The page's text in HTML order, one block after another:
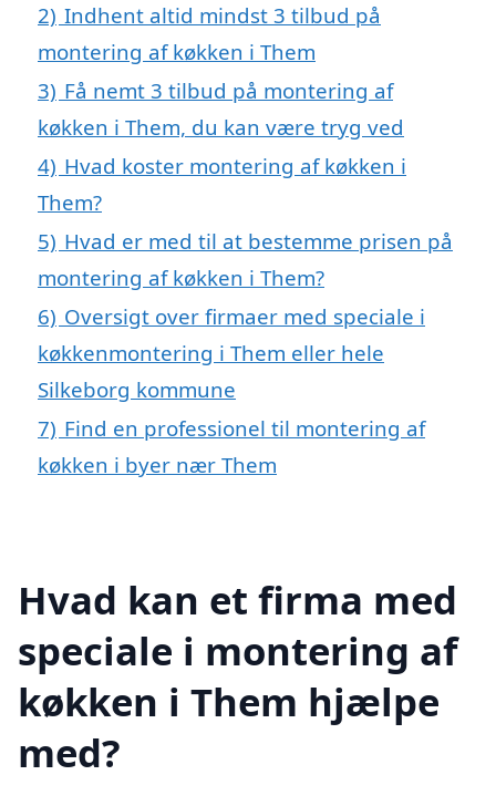
2) Indhent altid mindst 3 tilbud på
montering af køkken i Them
3) Få nemt 3 tilbud på montering af
køkken i Them, du kan være tryg ved
4) Hvad koster montering af køkken i
Them?
5) Hvad er med til at bestemme prisen på
montering af køkken i Them?
6) Oversigt over firmaer med speciale i
køkkenmontering i Them eller hele
Silkeborg kommune
7) Find en professionel til montering af
køkken i byer nær Them
Hvad kan et firma med
speciale i montering af
køkken i Them hjælpe
med?